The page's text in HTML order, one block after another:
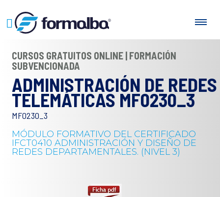
CURSOS GRATUITOS ONLINE | FORMACIÓN
SUBVENCIONADA
ADMINISTRACIÓN DE REDES
TELEMÁTICAS MF0230_3
MF0230_3
MÓDULO FORMATIVO DEL CERTIFICADO
IFCT0410 ADMINISTRACIÓN Y DISEÑO DE
REDES DEPARTAMENTALES. (NIVEL 3)